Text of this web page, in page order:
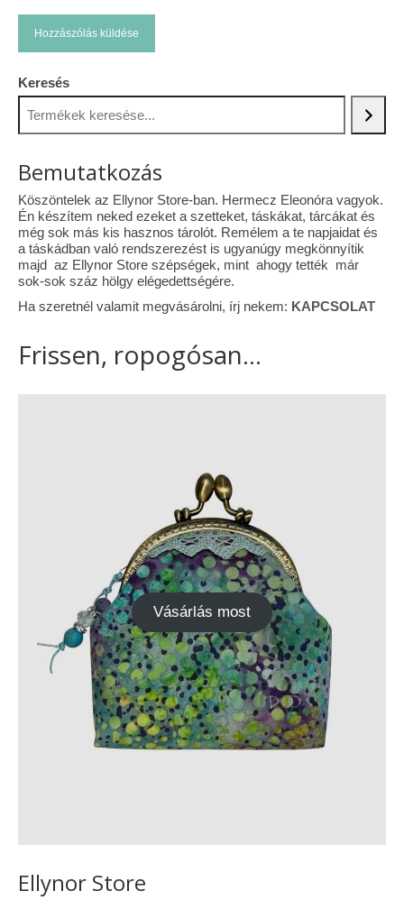
Keresés
Bemutatkozás
Köszöntelek az Ellynor Store-ban. Hermecz Eleonóra vagyok.
Én készítem neked ezeket a szetteket, táskákat, tárcákat és
még sok más kis hasznos tárolót. Remélem a te napjaidat és
a táskádban való rendszerezést is ugyanúgy megkönnyítik
majd az Ellynor Store szépségek, mint ahogy tették már
sok-sok száz hölgy elégedettségére.
Ha szeretnél valamit megvásárolni, írj nekem: KAPCSOLAT
Frissen, ropogósan...
Vásárlás most
Ellynor Store